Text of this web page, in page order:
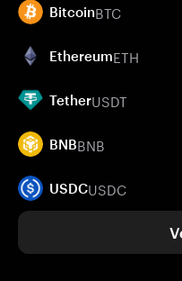
BitcoinBTC
EthereumETH
TetherUSDT
BNBBNB
USDCUSDC